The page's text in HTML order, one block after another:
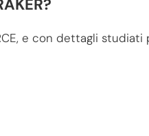
e con dettagli